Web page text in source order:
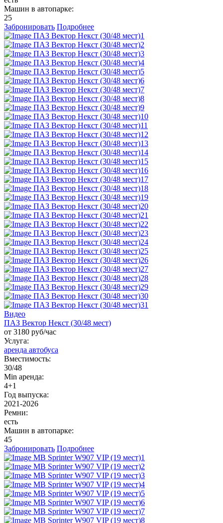
Машин в автопарке:
25
Забронировать Подробнее
Видео
ПАЗ Вектор Некст (30/48 мест)
от 3180 руб/час
Услуга:
аренда автобуса
Вместимость:
30/48
Min аренда:
4+1
Год выпуска:
2021-2026
Ремни:
есть
Машин в автопарке:
45
Забронировать Подробнее